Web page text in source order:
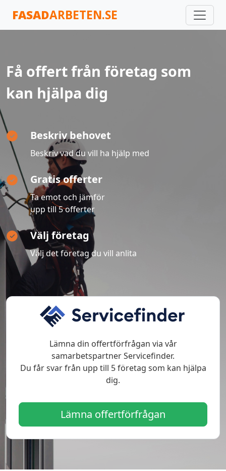
FASADARBETEN.SE
Få offert från företag som
kan hjälpa dig
Beskriv behovet
Beskriv vad du vill ha hjälp med
Gratis offerter
Ta emot och jämför
upp till 5 offerter
Välj företag
Välj det företag du vill anlita
Lämna din offertförfrågan via vår
samarbetspartner Servicefinder.
Du får svar från upp till 5 företag som kan hjälpa
dig.
Lämna offertförfrågan